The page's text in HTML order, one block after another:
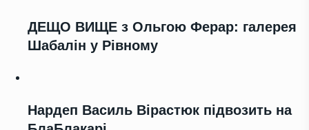
ДЕЩО ВИЩЕ з Ольгою Ферар: галерея
Шабалін у Рівному
Нардеп Василь Вірастюк підвозить на